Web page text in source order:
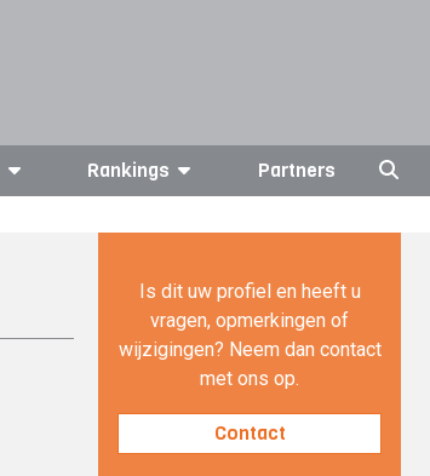
Rankings Partners
Is dit uw profiel en heeft u
vragen, opmerkingen of
wijzigingen? Neem dan contact
met ons op.
Contact